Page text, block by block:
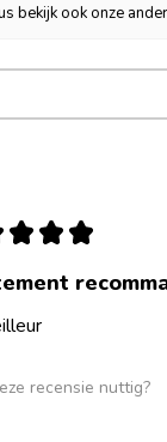
bekijk ook onze
★ ★ ★
recensie nuttig?